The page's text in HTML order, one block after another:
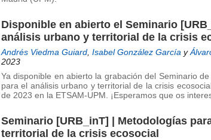
Disponible en abierto el Seminario
análisis urbano y territorial de la crisis
Andrés Viedma Guiard, Isabel González García y
2023
Ya disponible en abierto la grabación del Seminario
para el análisis urbano y territorial de la crisis
de 2023 en la ETSAM-UPM. ¡Esperamos que os
Seminario [URB_inT] | Metodologías
territorial de la crisis ecosocial